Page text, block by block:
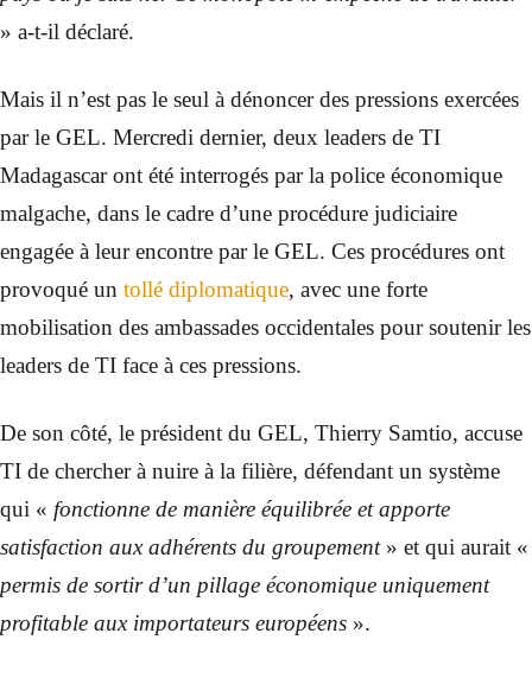
» a-t-il déclaré.
Mais il n’est pas le seul à dénoncer des pressions exercées
par le GEL. Mercredi dernier, deux leaders de TI
Madagascar ont été interrogés par la police économique
malgache, dans le cadre d’une procédure judiciaire
engagée à leur encontre par le GEL. Ces procédures ont
provoqué un tollé diplomatique, avec une forte
mobilisation des ambassades occidentales pour soutenir les
leaders de TI face à ces pressions.
De son côté, le président du GEL, Thierry Samtio, accuse
TI de chercher à nuire à la filière, défendant un système
qui « fonctionne de manière équilibrée et apporte
satisfaction aux adhérents du groupement» et qui aurait «
permis de sortir d’un pillage économique uniquement
profitable aux importateurs européens ».